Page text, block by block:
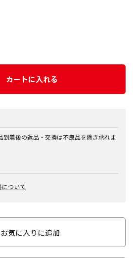
カートに入れる
到着後の返品・交換は不良品を除き承れま
について
お気に入りに追加